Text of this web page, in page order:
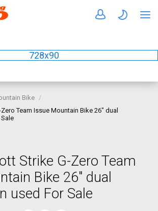
728x90
Bike
Team Issue Mountain Bike 26" dual
Strike G-Zero Team
Bike 26" dual
used For Sale